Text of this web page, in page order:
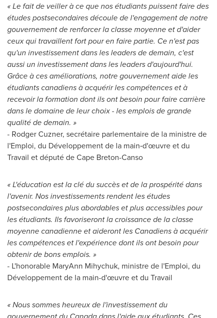
« Le fait de veiller à ce que nos étudiants puissent faire des
études postsecondaires découle de l'engagement de notre
gouvernement de renforcer la classe moyenne et d'aider
ceux qui travaillent fort pour en faire partie. Ce n'est pas
qu'un investissement dans les leaders de demain, c'est
aussi un investissement dans les leaders d'aujourd'hui.
Grâce à ces améliorations, notre gouvernement aide les
étudiants canadiens à acquérir les compétences et à
recevoir la formation dont ils ont besoin pour faire carrière
dans le domaine de leur choix - les emplois de grande
qualité de demain. »
- Rodger Cuzner, secrétaire parlementaire de la ministre de
l'Emploi, du Développement de la main‑d'œuvre et du
Travail et député de Cape Breton-Canso
« L'éducation est la clé du succès et de la prospérité dans
l'avenir. Nos investissements rendent les études
postsecondaires plus abordables et plus accessibles pour
les étudiants. Ils favoriseront la croissance de la classe
moyenne canadienne et aideront les Canadiens à acquérir
les compétences et l'expérience dont ils ont besoin pour
obtenir de bons emplois. »
- L'honorable MaryAnn Mihychuk, ministre de l'Emploi, du
Développement de la main-d'œuvre et du Travail
« Nous sommes heureux de l'investissement du